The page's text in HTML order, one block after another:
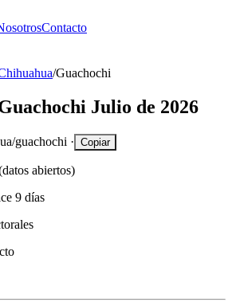
Contacto
/Guachochi
Julio de 2026
guachochi · Copiar
abiertos)
9 días